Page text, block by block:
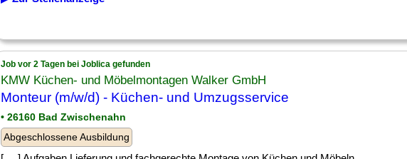
Job vor 2 Tagen bei Joblica gefunden
KMW Küchen- und Möbelmontagen Walker GmbH
Monteur (m/w/d) - Küchen- und Umzugsservice
• 26160 Bad Zwischenahn
Abgeschlossene Ausbildung